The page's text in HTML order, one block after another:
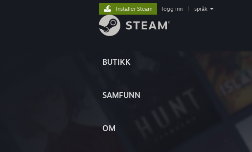
BUTIKK
SAMFUNN
OM
Installer Steam logg inn språk